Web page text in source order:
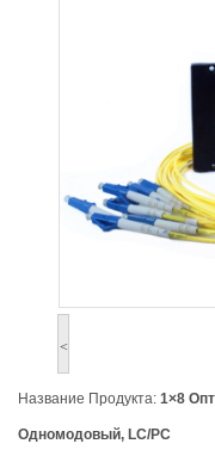
<
Название Продукта: 1×8
Одномодовый, LC/PC